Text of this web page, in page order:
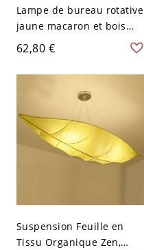
Lampe de bureau rotative
jaune macaron et bois
pour étude légère avec
abat-jour en métal
62,80 €
Suspension Feuille en
Tissu Organique Zen,